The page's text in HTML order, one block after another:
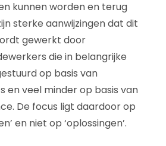
kunnen worden en terug
sterke aanwijzingen dat dit
gewerkt door
die in belangrijke
op basis van
en veel minder op basis van
De focus ligt daardoor op
en niet op ‘oplossingen’.